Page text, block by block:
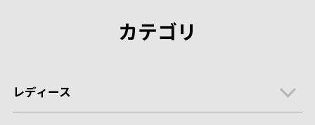
カテゴリ
レディース